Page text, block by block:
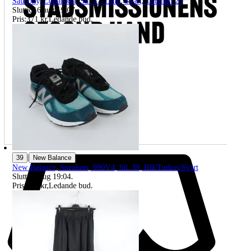
Sluttid 16 aug 19:07.
Pris:371 kr,Ledande bud.
39 | New Balance
New Balance, Sneakers, 990V4, Stl. 39, Blå/Turkos/Svart
Sluttid
9 aug 19:04.
Pris:
200 kr,Ledande bud.